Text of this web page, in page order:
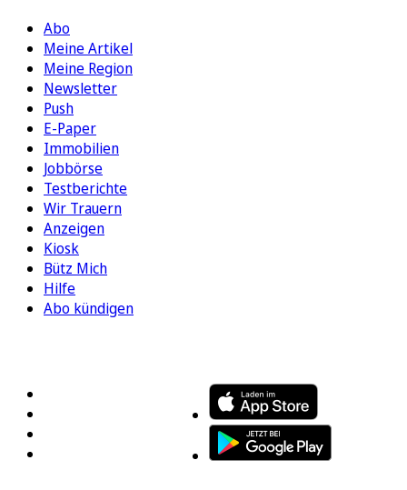
Abo
Meine Artikel
Meine Region
Newsletter
Push
E-Paper
Immobilien
Jobbörse
Testberichte
Wir Trauern
Anzeigen
Kiosk
Bütz Mich
Hilfe
Abo kündigen